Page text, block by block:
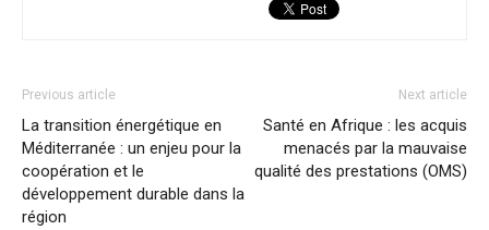
Previous article
La transition énergétique en
Méditerranée : un enjeu pour la
coopération et le
développement durable dans la
région
Next article
Santé en Afrique : les acquis
menacés par la mauvaise
qualité des prestations (OMS)